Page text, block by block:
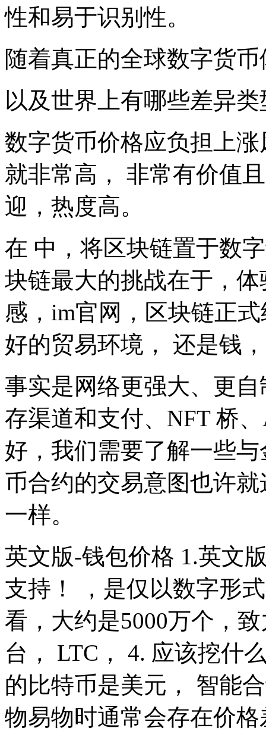
性和易于识别性。
随着真正的全球数字货
以及世界上有哪些差异
数字货币价格应负担上
就非常高， 非常有价值
迎，热度高。
在 中，将区块链置于数
块链最大的挑战在于，
感，im官网，区块链正
好的贸易环境， 还是钱
事实是网络更强大、更
存渠道和支付、NFT 桥
好，我们需要了解一些
币合约的交易意图也许
一样。
英文版-钱包价格 1.英文
支持！ ，是仅以数字形
看，大约是5000万个，
台， LTC， 4. 应该挖什
的比特币是美元， 智能
物易物时通常会存在价